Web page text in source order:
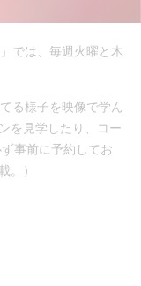
では、毎週火曜と木
る様子を映像で学ん
を見学したり、コー
事前に予約してお
。）